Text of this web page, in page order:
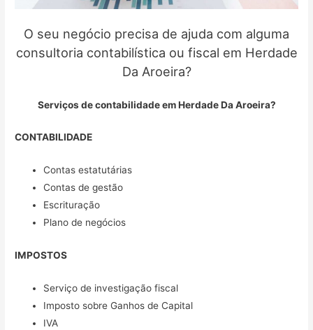
O seu negócio precisa de ajuda com alguma
consultoria contabilística ou fiscal em Herdade
Da Aroeira?
Serviços de contabilidade em Herdade Da Aroeira?
CONTABILIDADE
Contas estatutárias
Contas de gestão
Escrituração
Plano de negócios
IMPOSTOS
Serviço de investigação fiscal
Imposto sobre Ganhos de Capital
IVA